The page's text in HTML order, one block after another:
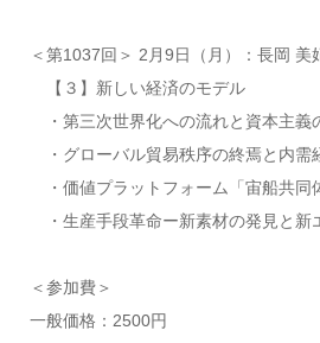
＜第1037回＞ 2月9日（月）：長岡 美
【３】新しい経済のモデル
・第三次世界化への流れと資本主義
・グローバル貿易秩序の終焉と内需
・価値プラットフォーム「宙船共同
・生産手段革命ー新素材の発見と新
＜参加費＞
一般価格：2500円